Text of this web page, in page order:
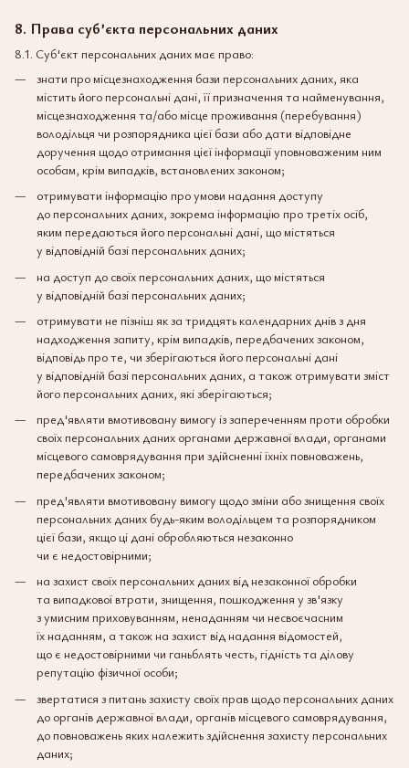
8. Права суб’єкта персональних даних
8.1. Суб'єкт персональних даних має право:
знати про місцезнаходження бази персональних даних, яка
містить його персональні дані, її призначення та найменування,
місцезнаходження та/або місце проживання (перебування)
володільця чи розпорядника цієї бази або дати відповідне
доручення щодо отримання цієї інформації уповноваженим ним
особам, крім випадків, встановлених законом;
отримувати інформацію про умови надання доступу
до персональних даних, зокрема інформацію про третіх осіб,
яким передаються його персональні дані, що містяться
у відповідній базі персональних даних;
на доступ до своїх персональних даних, що містяться
у відповідній базі персональних даних;
отримувати не пізніш як за тридцять календарних днів з дня
надходження запиту, крім випадків, передбачених законом,
відповідь про те, чи зберігаються його персональні дані
у відповідній базі персональних даних, а також отримувати зміст
його персональних даних, які зберігаються;
пред'являти вмотивовану вимогу із запереченням проти обробки
своїх персональних даних органами державної влади, органами
місцевого самоврядування при здійсненні їхніх повноважень,
передбачених законом;
пред'являти вмотивовану вимогу щодо зміни або знищення своїх
персональних даних будь-яким володільцем та розпорядником
цієї бази, якщо ці дані обробляються незаконно
чи є недостовірними;
на захист своїх персональних даних від незаконної обробки
та випадкової втрати, знищення, пошкодження у зв'язку
з умисним приховуванням, ненаданням чи несвоєчасним
їх наданням, а також на захист від надання відомостей,
що є недостовірними чи ганьблять честь, гідність та ділову
репутацію фізичної особи;
звертатися з питань захисту своїх прав щодо персональних даних
до органів державної влади, органів місцевого самоврядування,
до повноважень яких належить здійснення захисту персональних
даних;